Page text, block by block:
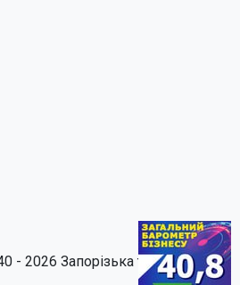
- 2026 Запорізька торгово-